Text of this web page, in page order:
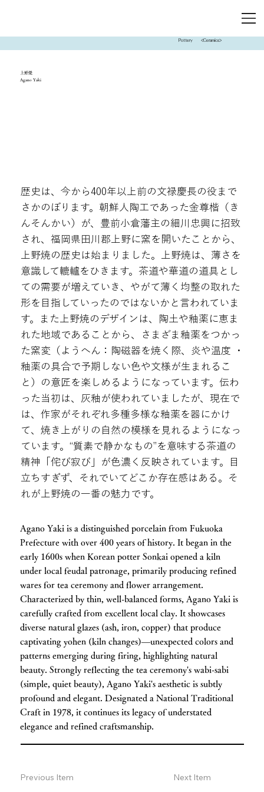
Pottery <Ceramics>
上野焼
Agano Yaki
歴史は、今から400年以上前の文禄慶長の役まで
さかのぼります。朝鮮人陶工であった金尊楷（き
んそんかい）が、豊前小倉藩主の細川忠興に招致
され、福岡県田川郡上野に窯を開いたことから、
上野焼の歴史は始まりました。上野焼は、薄さを
意識して轆轤をひきます。茶道や華道の道具とし
ての需要が増えていき、やがて薄く均整の取れた
形を目指していったのではないかと言われていま
す。また上野焼のデザインは、陶土や釉薬に恵ま
れた地域であることから、さまざま釉薬をつかっ
た窯変（ようへん：陶磁器を焼く際、炎や温度 ・
釉薬の具合で予期しない色や文様が生まれるこ
と）の意匠を楽しめるようになっています。伝わ
った当初は、灰釉が使われていましたが、現在で
は、作家がそれぞれ多種多様な釉薬を器にかけ
て、焼き上がりの自然の模様を見れるようになっ
ています。“質素で静かなもの”を意味する茶道の
精神「侘び寂び」が色濃く反映されています。目
立ちすぎず、それでいてどこか存在感はある。そ
れが上野焼の一番の魅力です。
Agano Yaki is a distinguished porcelain from Fukuoka
Prefecture with over 400 years of history. It began in the
early 1600s when Korean potter Sonkai opened a kiln
under local feudal patronage, primarily producing refined
wares for tea ceremony and flower arrangement.
Characterized by thin, well-balanced forms, Agano Yaki is
carefully crafted from excellent local clay. It showcases
diverse natural glazes (ash, iron, copper) that produce
captivating yohen (kiln changes)—unexpected colors and
patterns emerging during firing, highlighting natural
beauty. Strongly reflecting the tea ceremony's wabi-sabi
(simple, quiet beauty), Agano Yaki's aesthetic is subtly
profound and elegant. Designated a National Traditional
Craft in 1978, it continues its legacy of understated
elegance and refined craftsmanship.
Previous Item Next Item